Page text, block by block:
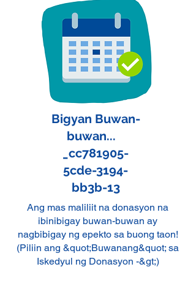
Bigyan Buwan-
buwan...
_cc781905-
5cde-3194-
bb3b-13
Ang mas maliliit na donasyon na
ibinibigay buwan-buwan ay
nagbibigay ng epekto sa buong taon!
(Piliin ang &quot;Buwanang&quot; sa
Iskedyul ng Donasyon -&gt;)